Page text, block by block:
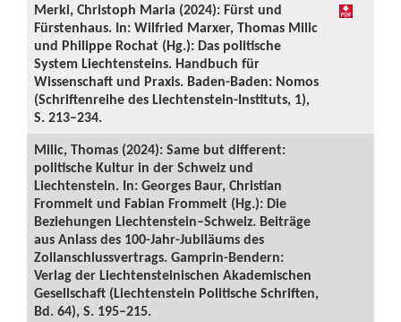
Merki, Christoph Maria (2024): Fürst und
Fürstenhaus. In: Wilfried Marxer, Thomas Milic
und Philippe Rochat (Hg.): Das politische
System Liechtensteins. Handbuch für
Wissenschaft und Praxis. Baden-Baden: Nomos
(Schriftenreihe des Liechtenstein-Instituts, 1),
S. 213–234.
Milic, Thomas (2024): Same but different:
politische Kultur in der Schweiz und
Liechtenstein. In: Georges Baur, Christian
Frommelt und Fabian Frommelt (Hg.): Die
Beziehungen Liechtenstein–Schweiz. Beiträge
aus Anlass des 100-Jahr-Jubiläums des
Zollanschlussvertrags. Gamprin-Bendern:
Verlag der Liechtensteinischen Akademischen
Gesellschaft (Liechtenstein Politische Schriften,
Bd. 64), S. 195–215.